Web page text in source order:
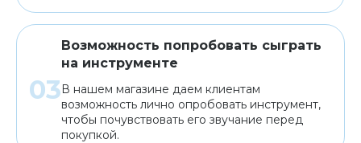
Возможность попробовать сыграть
на инструменте
В нашем магазине даем клиентам
возможность лично опробовать инструмент,
чтобы почувствовать его звучание перед
покупкой.